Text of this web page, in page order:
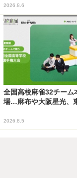
2026.8.6
全国高校麻雀32チーム
場…麻布や大阪星光、
2026.8.5